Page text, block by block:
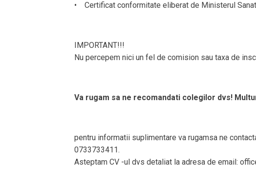
• Certificat conformitate eliberat de Ministerul
IMPORTANT!!!
Nu percepem nici un fel de comision sau taxa de
Va rugam sa ne recomandati colegilor dvs!
pentru informatii suplimentare va rugamsa ne
0733733411.
Asteptam CV -ul dvs detaliat la adresa de email: